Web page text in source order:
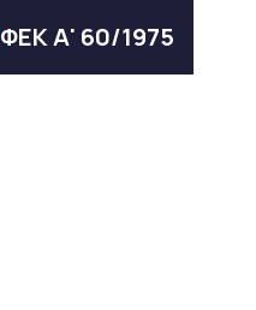
ΦΕΚ Α' 60/1975